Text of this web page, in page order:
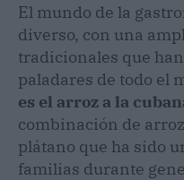
El mundo de la
diverso, con una
tradicionales que
paladares de todo el
es el arroz a la
combinación de
plátano que ha sido
familias durante